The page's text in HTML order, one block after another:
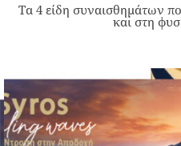
Τα 4 είδη συναισθημάτων
και στη